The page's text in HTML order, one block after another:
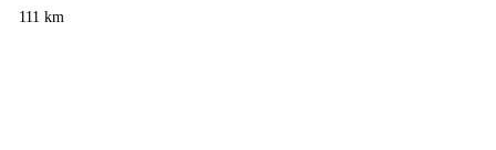
111 km